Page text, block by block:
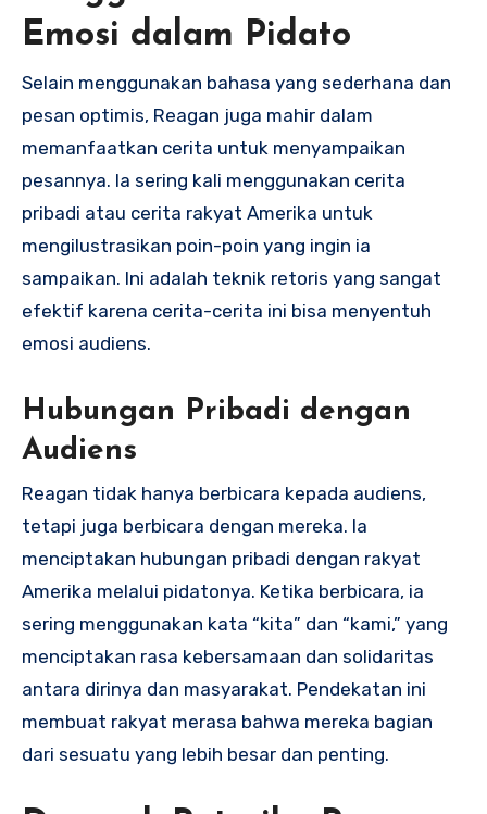
Emosi dalam Pidato
Selain menggunakan bahasa yang sederhana dan
pesan optimis, Reagan juga mahir dalam
memanfaatkan cerita untuk menyampaikan
pesannya. Ia sering kali menggunakan cerita
pribadi atau cerita rakyat Amerika untuk
mengilustrasikan poin-poin yang ingin ia
sampaikan. Ini adalah teknik retoris yang sangat
efektif karena cerita-cerita ini bisa menyentuh
emosi audiens.
Hubungan Pribadi dengan
Audiens
Reagan tidak hanya berbicara kepada audiens,
tetapi juga berbicara dengan mereka. Ia
menciptakan hubungan pribadi dengan rakyat
Amerika melalui pidatonya. Ketika berbicara, ia
sering menggunakan kata “kita” dan “kami,” yang
menciptakan rasa kebersamaan dan solidaritas
antara dirinya dan masyarakat. Pendekatan ini
membuat rakyat merasa bahwa mereka bagian
dari sesuatu yang lebih besar dan penting.